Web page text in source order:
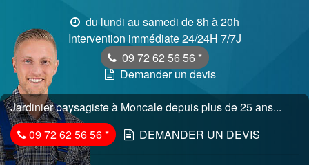
du lundi au samedi de 8h à 20h
Intervention immédiate 24/24H 7/7J
09 72 62 56 56 *
Demander un devis
Jardinier paysagiste à Moncale depuis plus de 25 ans...
09 72 62 56 56* DEMANDER UN DEVIS